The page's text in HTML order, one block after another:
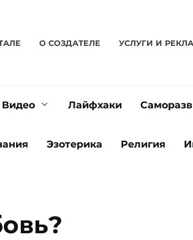
О CОЗДАТЕЛЕ УСЛУГИ И
Видео Лайфхаки
Эзотерика Религия